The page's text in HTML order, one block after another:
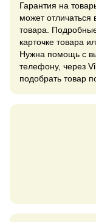
Гарантия на
может отличаться
товара.
карточке товара
Нужна помощь с
телефону, через
подобрать товар